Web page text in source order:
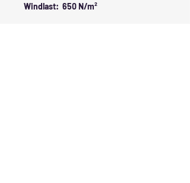
Windlast: 650 N/m²